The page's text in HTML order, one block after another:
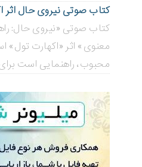
کتاب صوتی نیروی حال اثر
کتاب صوتی «نیروی حال:
معنوی» اثر «اکهارت
محبوب، راهنمایی است برای